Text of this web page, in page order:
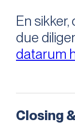
En
due
datarum
Closing